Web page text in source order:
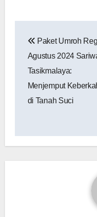
pos
Paket Umroh
Agustus 2024
Tasikmalaya:
Menjemput
di Tanah Suci